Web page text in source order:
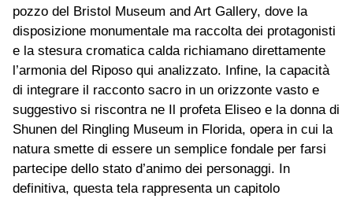
pozzo del Bristol Museum and Art Gallery, dove la
disposizione monumentale ma raccolta dei protagonisti
e la stesura cromatica calda richiamano direttamente
l’armonia del Riposo qui analizzato. Infine, la capacità
di integrare il racconto sacro in un orizzonte vasto e
suggestivo si riscontra ne Il profeta Eliseo e la donna di
Shunen del Ringling Museum in Florida, opera in cui la
natura smette di essere un semplice fondale per farsi
partecipe dello stato d’animo dei personaggi. In
definitiva, questa tela rappresenta un capitolo